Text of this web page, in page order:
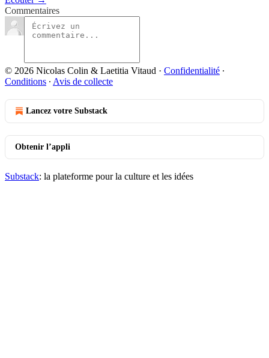
Commentaires
© 2026 Nicolas Colin & Laetitia Vitaud · Confidentialité ∙
Conditions ∙ Avis de collecte
Lancez votre Substack
Obtenir l’appli
Substack: la plateforme pour la culture et les idées